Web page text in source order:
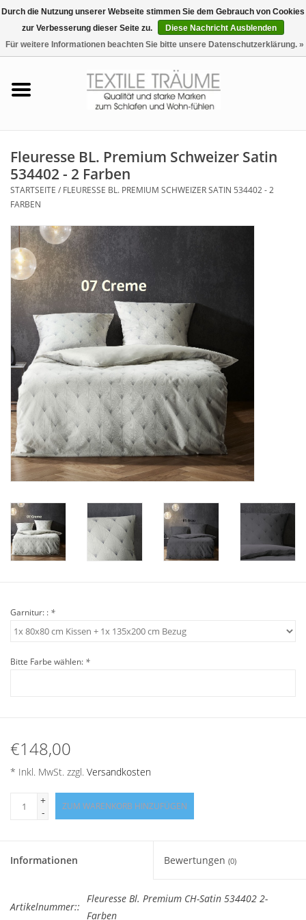
0 Artikel - €0,00
Tag & Nachtwäsche
Badezimmer & Sauna
Haus-Bademäntel
Plaids, Decken, Kissen
Mode & Accessoires
Edles aus Cashmere
Tisch & Küche
Geschenkideen und
Gutscheine
Info-Service
Vertrag widerrufen
Tel.0049(0)7322-919376
Fleuresse BL. Premium Schweizer Satin
534402 - 2 Farben
STARTSEITE / FLEURESSE BL. PREMIUM SCHWEIZER SATIN 534402 - 2
FARBEN
Garnitur: : *
Bitte Farbe wählen: *
€148,00
* Inkl. MwSt. zzgl. Versandkosten
+
-
ZUM WARENKORB HINZUFÜGEN
Informationen Bewertungen (0)
Artikelnummer::
Fleuresse Bl. Premium CH-Satin 534402 2-
Farben
Durch die Nutzung unserer Webseite stimmen Sie dem Gebrauch von Cookies
zur Verbesserung dieser Seite zu.
Diese Nachricht Ausblenden
Für weitere Informationen beachten Sie bitte unsere Datenschutzerklärung. »